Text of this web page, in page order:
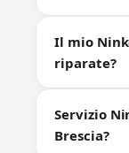
Il mio
riparate?
Servizio
Brescia?